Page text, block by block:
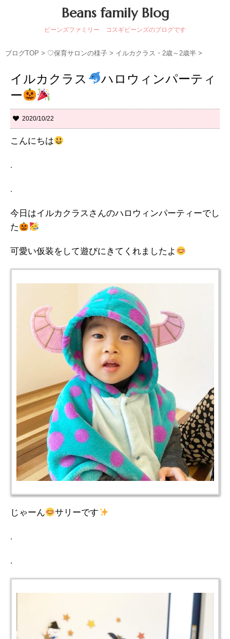
Beans family Blog
ビーンズファミリー コスギビーンズのブログです
ブログTOP > ♡保育サロンの様子 > イルカクラス・2歳～2歳半 >
イルカクラス
ハロウィンパーティ
ー
2020/10/22
こんにちは
.
.
今日はイルカクラスさんのハロウィンパーティーでし
た
可愛い仮装をして遊びにきてくれましたよ
じゃーん サリーです
.
.